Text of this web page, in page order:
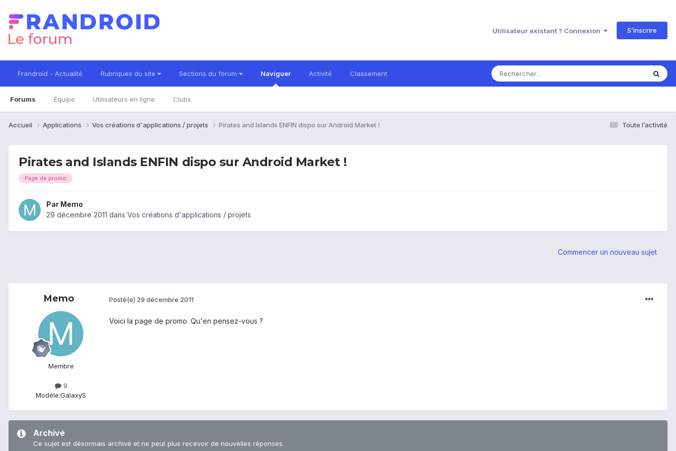
Utilisateur existant ? Connexion S’inscrire
Frandroid - Actualité Rubriques du site Sections du forum Naviguer
Forums Équipe Utilisateurs en ligne Clubs
Activité Classement
Toute l’activité
Accueil Applications Vos créations d'applications / projets Pirates and Islands ENFIN dispo sur Android Market !
Pirates and Islands ENFIN dispo sur Android Market !
Page de promo
Par Memo
29 décembre 2011 dans Vos créations d'applications / projets
Commencer un nouveau sujet
Memo
Membre
9
Modèle:GalaxyS
Posté(e) 29 décembre 2011
Voici la page de promo. Qu'en pensez-vous ?
Archivé
Ce sujet est désormais archivé et ne peut plus recevoir de nouvelles réponses.